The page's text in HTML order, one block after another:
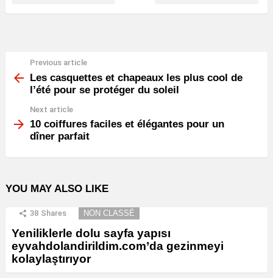
more
Previous article
Les casquettes et chapeaux les plus cool de
l’été pour se protéger du soleil
Next article
10 coiffures faciles et élégantes pour un
dîner parfait
YOU MAY ALSO LIKE
38 Shares NON CLASSÉ
Yeniliklerle dolu sayfa yapısı
eyvahdolandirildim.com’da gezinmeyi
kolaylaştırıyor